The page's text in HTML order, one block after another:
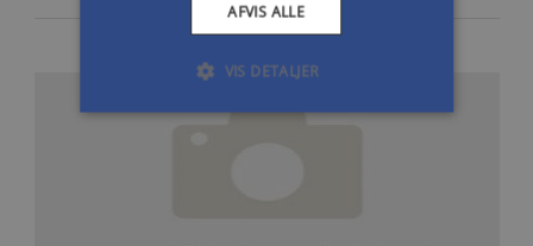
AFVIS ALLE
VIS DETALJER